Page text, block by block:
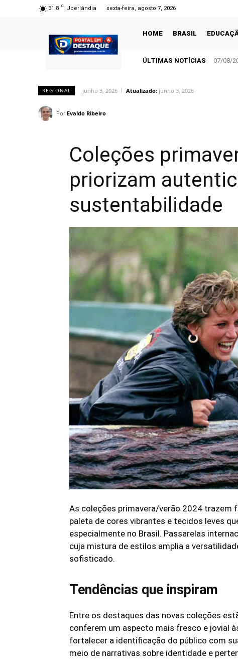
31.8 C Uberlândia sexta-feira, agosto 7, 2026
HOME BRASIL
ÚLTIMAS NOTÍCIAS 07/08/
REGIONAL junho 3, 2026 Atualizado: junho 3, 2026
Por Evaldo Ribeiro
Coleções
priorizam
sustentabilidade
As coleções primavera/verão 2024 trazem
paleta de cores vibrantes e tecidos leves
especialmente no Brasil. Passarelas
cuja mistura de estilos amplia a
sofisticado.
Tendências que inspiram
Entre os destaques das novas coleções
conferem um aspecto mais fresco e jovial
fortalecer a identificação do público com
meio de narrativas sobre identidade e